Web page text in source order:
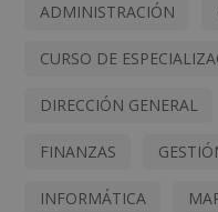
ADMINISTRACIÓN
CURSO DE
DIRECCIÓN GENERAL
FINANZAS
INFORMÁTICA